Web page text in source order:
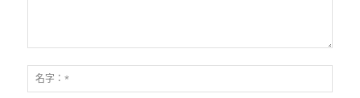
表
評
字：